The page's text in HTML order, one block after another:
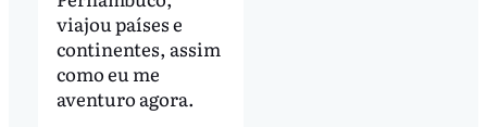
viajou países e
continentes, assim
como eu me
aventuro agora.